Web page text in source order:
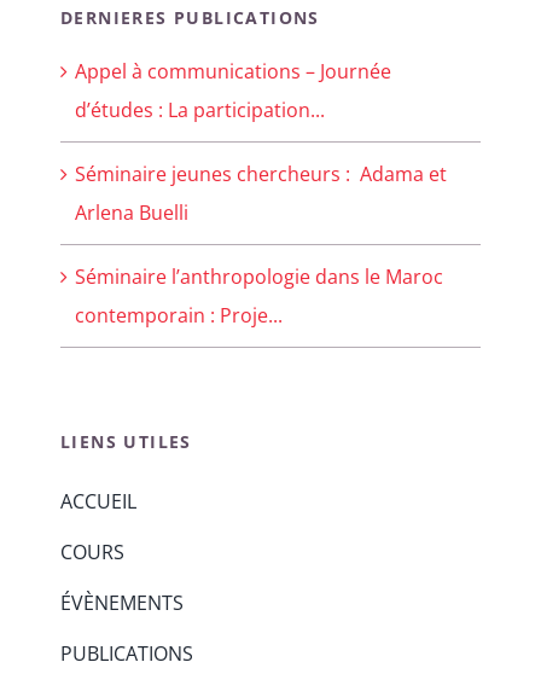
DERNIERES PUBLICATIONS
Appel à communications – Journée
d’études : La participation...
Séminaire jeunes chercheurs : Adama et
Arlena Buelli
Séminaire l’anthropologie dans le Maroc
contemporain : Proje...
LIENS UTILES
ACCUEIL
COURS
ÉVÈNEMENTS
PUBLICATIONS